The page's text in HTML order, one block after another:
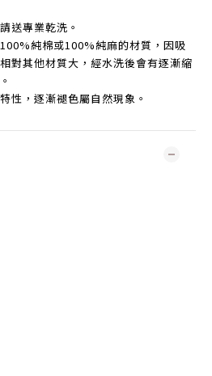
送專業乾洗。
100%純棉或100%純麻的材質，因吸
對其他材質大，經水洗後會有逐漸縮
性，逐漸褪色屬自然現象。